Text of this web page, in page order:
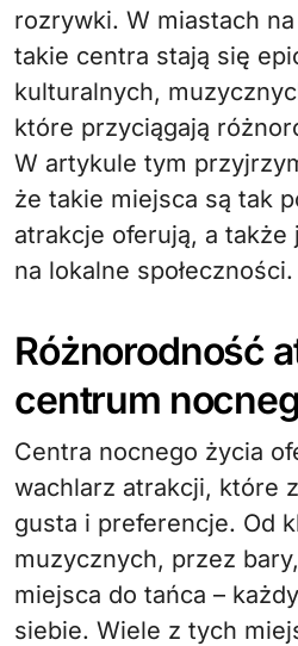
rozrywki. W miastach na
takie centra stają się
kulturalnych,
które przyciągają
W artykule tym
że takie miejsca są tak
atrakcje oferują, a także
na lokalne społeczności.
Różnorodność
centrum
Centra nocnego życia
wachlarz atrakcji, które
gusta i preferencje. Od
muzycznych, przez
miejsca do tańca –
siebie. Wiele z tych